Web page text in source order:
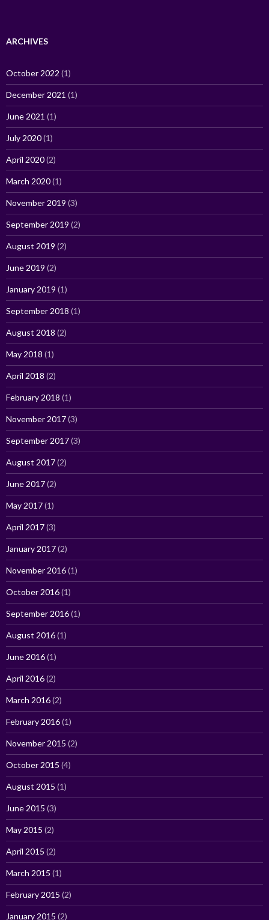
ARCHIVES
October 2022 (1)
December 2021 (1)
June 2021 (1)
July 2020(1)
April 2020(2)
March 2020(1)
November 2019 (3)
September 2019 (2)
August 2019 (2)
June 2019 (2)
January 2019 (1)
September 2018 (1)
August 2018 (2)
May 2018 (1)
April 2018 (2)
February 2018 (1)
November 2017(3)
September 2017(3)
August 2017(2)
June 2017(2)
May 2017(1)
April 2017(3)
January 2017(2)
November 2016(1)
October 2016(1)
September 2016(1)
August 2016(1)
June 2016(1)
April 2016(2)
March 2016(2)
February 2016(1)
November 2015 (2)
October 2015 (4)
August 2015 (1)
June 2015 (3)
May 2015 (2)
April 2015 (2)
March 2015 (1)
February 2015 (2)
January 2015 (2)